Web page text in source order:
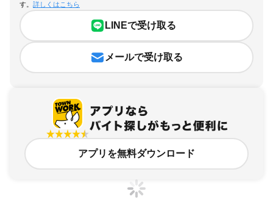
す。 詳しくはこちら
LINEで受け取る
メールで受け取る
アプリを無料ダウンロード